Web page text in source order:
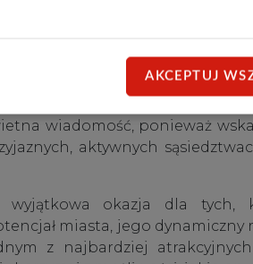
AKCEPTUJ
Wiedza na temat tych
tworzą aktywną,
wiadomość, ponieważ
aktywnych
okazja dla tych,
miasta, jego dynamiczny
z najbardziej